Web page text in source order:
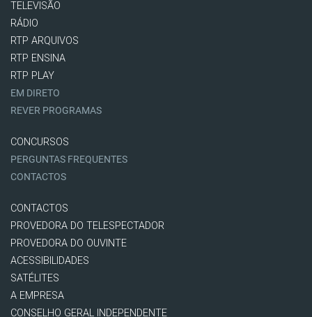
TELEVISÃO
RÁDIO
RTP ARQUIVOS
RTP ENSINA
RTP PLAY
EM DIRETO
REVER PROGRAMAS
CONCURSOS
PERGUNTAS FREQUENTES
CONTACTOS
CONTACTOS
PROVEDORA DO TELESPECTADOR
PROVEDORA DO OUVINTE
ACESSIBILIDADES
SATÉLITES
A EMPRESA
CONSELHO GERAL INDEPENDENTE